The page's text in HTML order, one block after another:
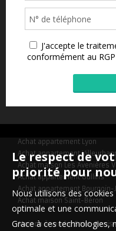
J'accepte le
conformément au
Achat appartement Lyon
Achat appartement
Achat maison Les Avenières
Achat appartement Oullins
Achat appartement Bourgoin-
Achat maison Saint-Béron
Maison à vendre Saint-
Le respect de
priorité pour
Nous utilisons des
optimale et une
Grace à ces technologies,